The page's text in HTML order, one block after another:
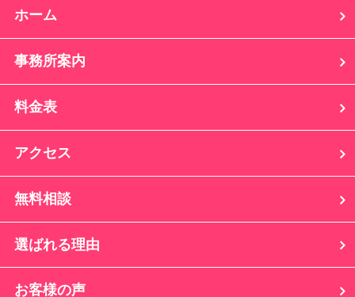
ホーム
事務所案内
料金表
アクセス
無料相談
選ばれる理由
お客様の声